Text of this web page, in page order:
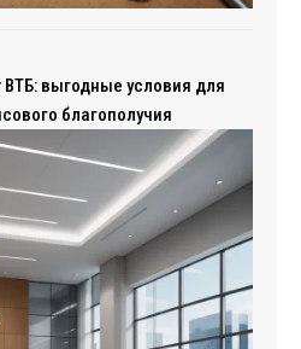
ВТБ: выгодные условия для
благополучия